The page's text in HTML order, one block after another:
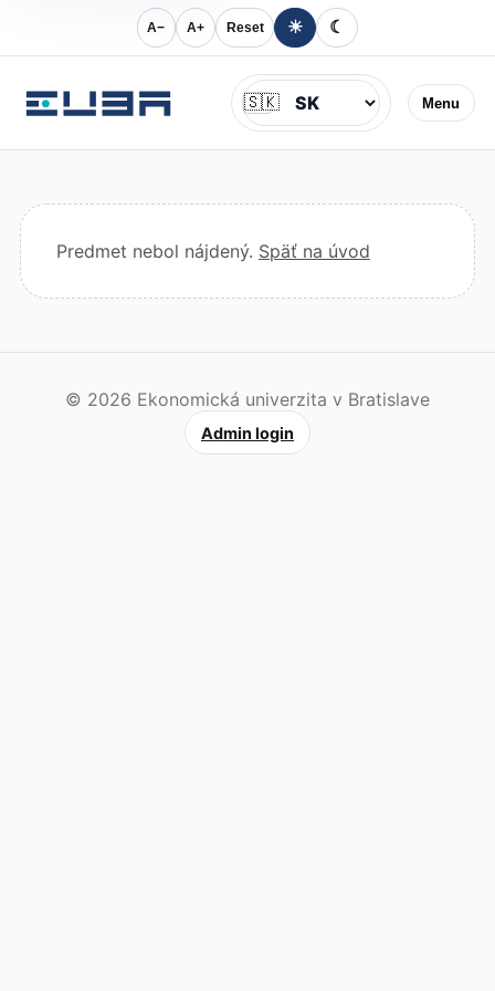
A− A+ Reset ☀ ☾
Menu
Jazyk
🇸🇰
Predmet nebol nájdený. Späť na úvod
© 2026 Ekonomická univerzita v Bratislave
Admin login